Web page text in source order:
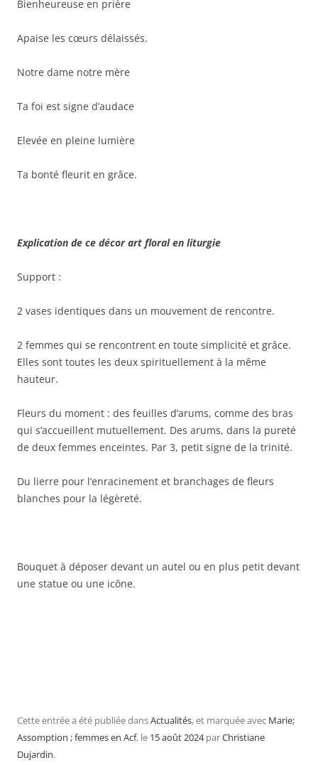
Bienheureuse en prière
Apaise les cœurs délaissés.
Notre dame notre mère
Ta foi est signe d’audace
Elevée en pleine lumière
Ta bonté fleurit en grâce.
Explication de ce décor art floral en liturgie
Support :
2 vases identiques dans un mouvement de rencontre.
2 femmes qui se rencontrent en toute simplicité et grâce.
Elles sont toutes les deux spirituellement à la même
hauteur.
Fleurs du moment : des feuilles d’arums, comme des bras
qui s’accueillent mutuellement. Des arums, dans la pureté
de deux femmes enceintes. Par 3, petit signe de la trinité.
Du lierre pour l’enracinement et branchages de fleurs
blanches pour la légèreté.
Bouquet à déposer devant un autel ou en plus petit devant
une statue ou une icône.
Cette entrée a été publiée dansActualités, et marquée avec Marie;
Assomption ; femmes en Acf, le 15 août 2024 parChristiane
Dujardin.